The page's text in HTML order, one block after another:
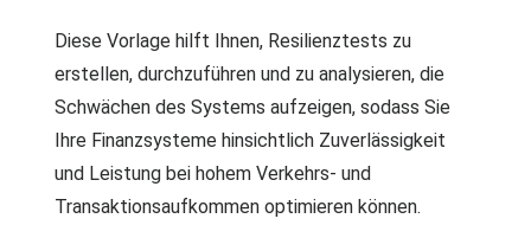
Diese Vorlage hilft Ihnen, Resilienztests zu
erstellen, durchzuführen und zu analysieren, die
Schwächen des Systems aufzeigen, sodass Sie
Ihre Finanzsysteme hinsichtlich Zuverlässigkeit
und Leistung bei hohem Verkehrs- und
Transaktionsaufkommen optimieren können.